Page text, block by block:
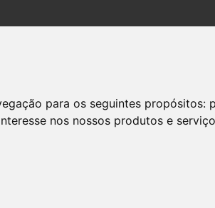
para os seguintes propósitos:
nos nossos produtos e
MEL 500ML